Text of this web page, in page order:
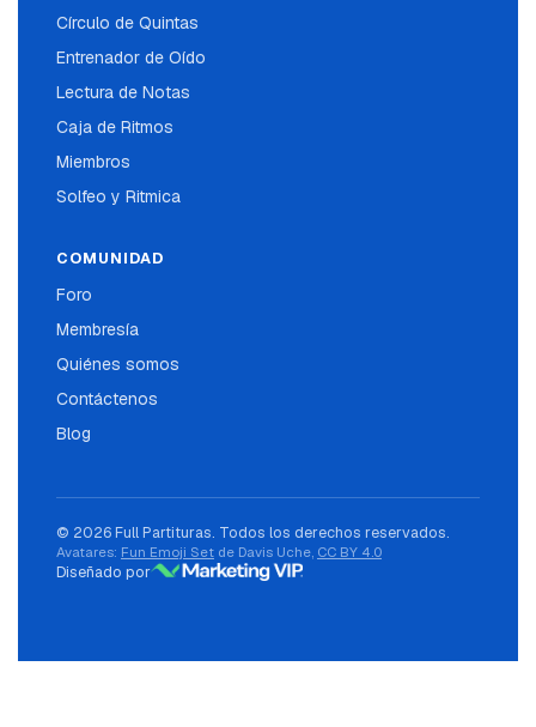
Círculo de Quintas
Entrenador de Oído
Lectura de Notas
Caja de Ritmos
Miembros
Solfeo y Ritmica
COMUNIDAD
Foro
Membresía
Quiénes somos
Contáctenos
Blog
© 2026 Full Partituras. Todos los derechos reservados.
Avatares: Fun Emoji Set de Davis Uche, CC BY 4.0
Diseñado por